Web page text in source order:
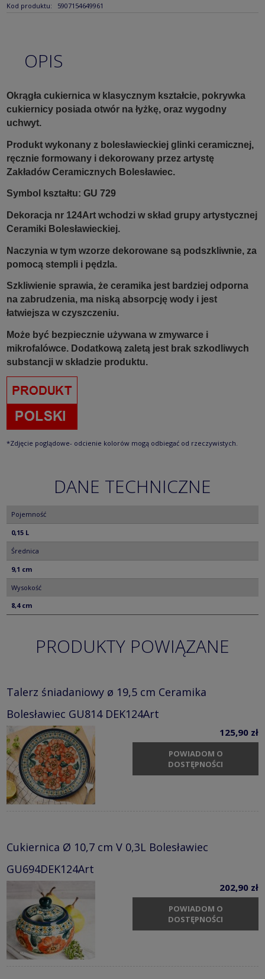
Kod produktu: 5907154649961
OPIS
Okrągła cukiernica w klasycznym kształcie, pokrywka
cukiernicy posiada otwór na łyżkę, oraz wygodny
uchwyt.
Produkt wykonany z bolesławieckiej glinki ceramicznej,
ręcznie formowany i dekorowany przez artystę
Zakładów Ceramicznych Bolesławiec.
Symbol kształtu: GU 729
Dekoracja nr 124Art wchodzi w skład grupy artystycznej
Ceramiki Bolesławieckiej.
Naczynia w tym wzorze dekorowane są podszkliwnie, za
pomocą stempli i pędzla.
Szkliwienie sprawia, że ceramika jest bardziej odporna
na zabrudzenia, ma niską absorpcję wody i jest
łatwiejsza w czyszczeniu.
Może być bezpiecznie używana w zmywarce i
mikrofalówce. Dodatkową zaletą jest brak szkodliwych
substancji w składzie produktu.
*Zdjęcie poglądowe- odcienie kolorów mogą odbiegać od rzeczywistych.
DANE TECHNICZNE
Pojemność
0,15 L
Średnica
9,1 cm
Wysokość
8,4 cm
PRODUKTY POWIĄZANE
Talerz śniadaniowy ø 19,5 cm Ceramika
Bolesławiec GU814 DEK124Art
125,90 zł
POWIADOM O
DOSTĘPNOŚCI
Cukiernica Ø 10,7 cm V 0,3L Bolesławiec
GU694DEK124Art
202,90 zł
POWIADOM O
DOSTĘPNOŚCI